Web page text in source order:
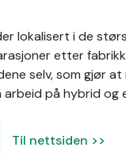
lokalisert i de
etter
selv, som gjør
på hybrid og
Til nettsiden >>